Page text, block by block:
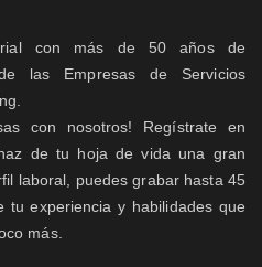
con más de 50 años de
las Empresas de Servicios
con nosotros! Regístrate en
de tu hoja de vida una gran
laboral, puedes grabar hasta 45
tu experiencia y habilidades que
más.